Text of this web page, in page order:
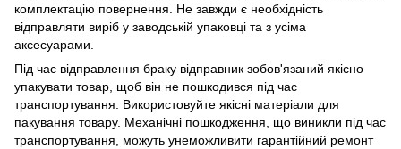
комплектацію повернення. Не завжди є необхідність
відправляти виріб у заводській упаковці та з усіма
аксесуарами.
Під час відправлення браку відправник зобов'язаний якісно
упакувати товар, щоб він не пошкодився під час
транспортування. Використовуйте якісні матеріали для
пакування товару. Механічні пошкодження, що виникли під час
транспортування, можуть унеможливити гарантійний ремонт